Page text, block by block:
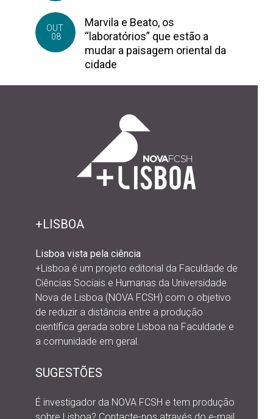
OUT
08
Marvila e Beato, os
“laboratórios” que estão a
mudar a paisagem oriental da
cidade
+LISBOA
Lisboa vista pela ciência
+Lisboa é um projeto editorial da Faculdade de
Ciências Sociais e Humanas da Universidade
Nova de Lisboa (NOVA FCSH) com o objetivo
de reduzir a distância entre a produção
científica gerada sobre Lisboa na Faculdade e
a comunidade em geral.
SUGESTÕES
É investigador da NOVA FCSH e tem produção